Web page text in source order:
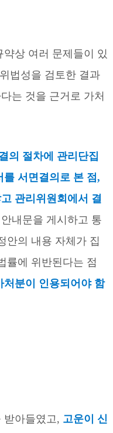
상 여러 문제들이 있
법성을 검토한 결과
는 것을 근거로 가처
의 절차에 관리단집
서면결의로 본 점 ,
관리위원회에서 결
내문을 게시하고 통
안의 내용 자체가 집
률에 위반된다는 점
처분이 인용되어야 함
받아들였고 , 고운이 신